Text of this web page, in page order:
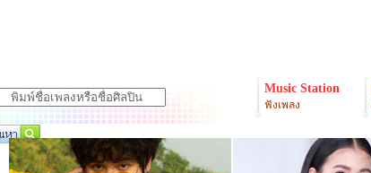
Music Station
ฟังเพลง